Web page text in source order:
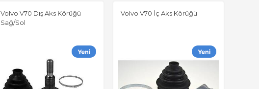
Volvo V70 Dış Aks Körüğü
Sağ/Sol
Volvo V70 İç Aks Körüğü